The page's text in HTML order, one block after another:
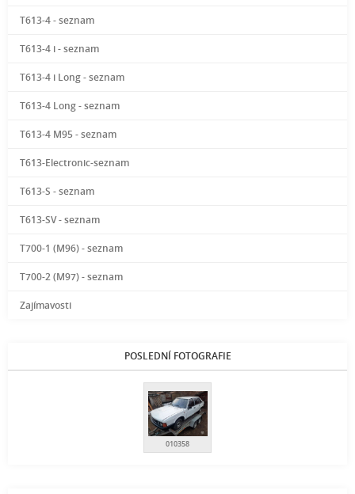
T613-4 - seznam
T613-4 i - seznam
T613-4 i Long - seznam
T613-4 Long - seznam
T613-4 M95 - seznam
T613-Electronic-seznam
T613-S - seznam
T613-SV - seznam
T700-1 (M96) - seznam
T700-2 (M97) - seznam
Zajímavosti
POSLEDNÍ FOTOGRAFIE
010358